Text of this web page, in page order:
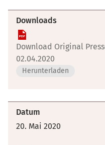
Downloads
Download Original
02.04.2020
Herunterladen
Datum
20. Mai 2020